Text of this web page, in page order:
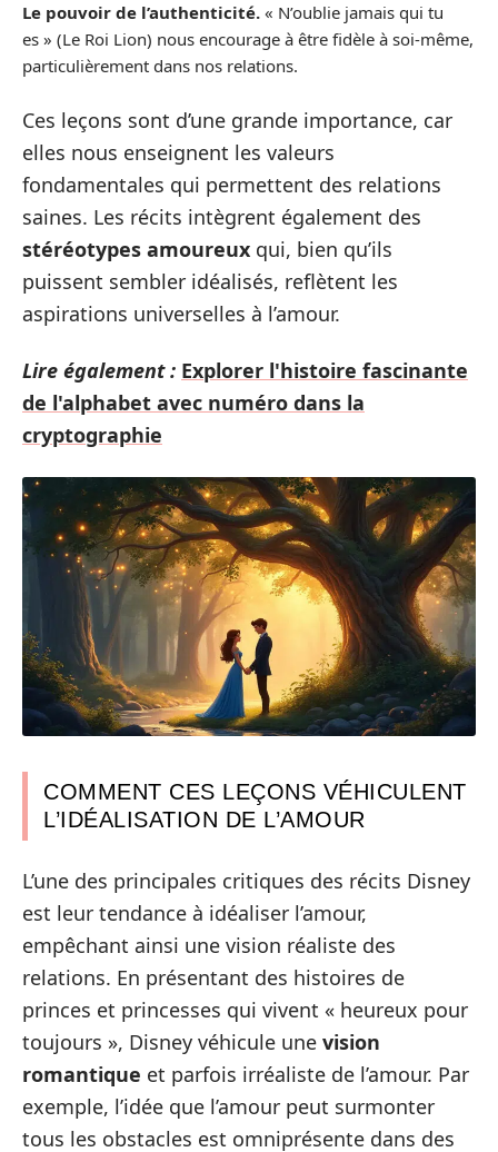
Le pouvoir de l’authenticité. « N’oublie jamais qui tu
es » (Le Roi Lion) nous encourage à être fidèle à soi-même,
particulièrement dans nos relations.
Ces leçons sont d’une grande importance, car
elles nous enseignent les valeurs
fondamentales qui permettent des relations
saines. Les récits intègrent également des
stéréotypes amoureux qui, bien qu’ils
puissent sembler idéalisés, reflètent les
aspirations universelles à l’amour.
Lire également : Explorer l'histoire fascinante
de l'alphabet avec numéro dans la
cryptographie
COMMENT CES LEÇONS VÉHICULENT
L’IDÉALISATION DE L’AMOUR
L’une des principales critiques des récits Disney
est leur tendance à idéaliser l’amour,
empêchant ainsi une vision réaliste des
relations. En présentant des histoires de
princes et princesses qui vivent « heureux pour
toujours », Disney véhicule une vision
romantique et parfois irréaliste de l’amour. Par
exemple, l’idée que l’amour peut surmonter
tous les obstacles est omniprésente dans des